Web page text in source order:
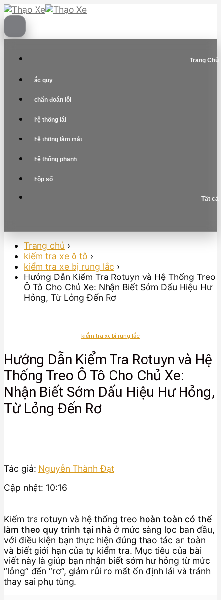
Skip
to
content
Trang Chủ
ắc quy
chẩn đoán lỗi
hệ thống lái
hệ thống làm mát
hệ thống phanh
hộp số
Tất cả
Trang chủ ›
kiểm tra xe ô tô ›
kiểm tra xe bị rung lắc ›
Hướng Dẫn Kiểm Tra Rotuyn và Hệ Thống Treo
Ô Tô Cho Chủ Xe: Nhận Biết Sớm Dấu Hiệu Hư
Hỏng, Từ Lỏng Đến Rơ
kiểm tra xe bị rung lắc
Hướng Dẫn Kiểm Tra Rotuyn và Hệ
Thống Treo Ô Tô Cho Chủ Xe:
Nhận Biết Sớm Dấu Hiệu Hư Hỏng,
Từ Lỏng Đến Rơ
Tác giả: Nguyễn Thành Đạt
Cập nhật: 10:16
Kiểm tra rotuyn và hệ thống treo hoàn toàn có thể
làm theo quy trình tại nhà ở mức sàng lọc ban đầu,
với điều kiện bạn thực hiện đúng thao tác an toàn
và biết giới hạn của tự kiểm tra. Mục tiêu của bài
viết này là giúp bạn nhận biết sớm hư hỏng từ mức
“lỏng” đến “rơ”, giảm rủi ro mất ổn định lái và tránh
thay sai phụ tùng.